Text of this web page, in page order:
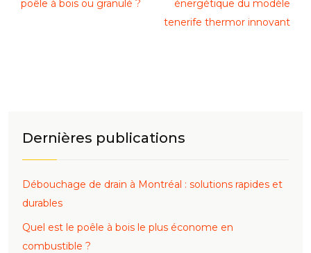
poêle à bois ou granulé ?
énergétique du modèle
tenerife thermor innovant
Dernières publications
Débouchage de drain à Montréal : solutions rapides et
durables
Quel est le poêle à bois le plus économe en
combustible ?